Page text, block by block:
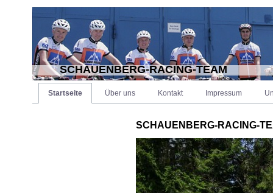
SCHAUENBERG-RACING-TEAM
Startseite Über uns Kontakt Impressum
SCHAUENBERG-RACING-